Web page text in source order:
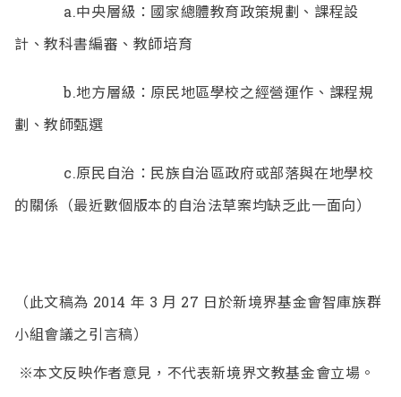
a.中央層級：國家總體教育政策規劃、課程設
計、教科書編審、教師培育
b.地方層級：原民地區學校之經營運作、課程規
劃、教師甄選
c.原民自治：民族自治區政府或部落與在地學校
的關係（最近數個版本的自治法草案均缺乏此一面向）
（此文稿為 2014 年 3 月 27 日於新境界基金會智庫族群
小組會議之引言稿）
※本文反映作者意見，不代表新境界文教基金會立場。